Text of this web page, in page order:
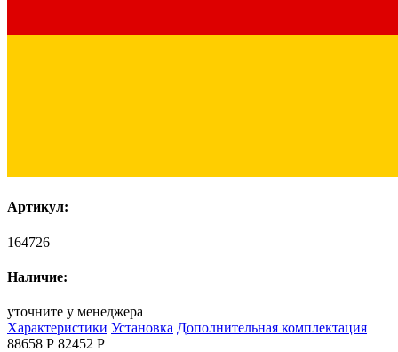
Артикул:
164726
Наличие:
уточните у менеджера
Характеристики Установка Дополнительная комплектация
88658 Р 82452 Р